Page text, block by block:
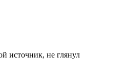
источник, не глянул